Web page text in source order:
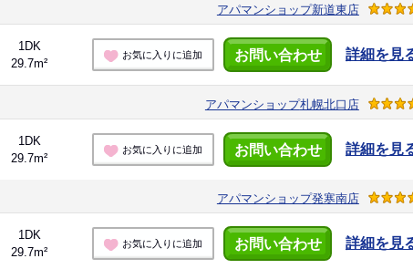
アパマンショップ新道東店
1DK
29.7m²
お気に入りに追加 お問い合わせ 詳細を見
アパマンショップ札幌北口店
1DK
29.7m²
お気に入りに追加 お問い合わせ 詳細を見
アパマンショップ発寒南店
1DK
29.7m²
お気に入りに追加 お問い合わせ 詳細を見